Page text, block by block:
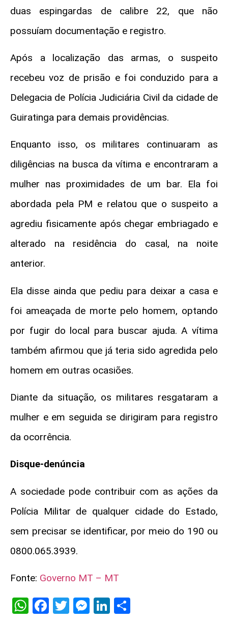
duas espingardas de calibre 22, que não
possuíam documentação e registro.
Após a localização das armas, o suspeito
recebeu voz de prisão e foi conduzido para a
Delegacia de Polícia Judiciária Civil da cidade de
Guiratinga para demais providências.
Enquanto isso, os militares continuaram as
diligências na busca da vítima e encontraram a
mulher nas proximidades de um bar. Ela foi
abordada pela PM e relatou que o suspeito a
agrediu fisicamente após chegar embriagado e
alterado na residência do casal, na noite
anterior.
Ela disse ainda que pediu para deixar a casa e
foi ameaçada de morte pelo homem, optando
por fugir do local para buscar ajuda. A vítima
também afirmou que já teria sido agredida pelo
homem em outras ocasiões.
Diante da situação, os militares resgataram a
mulher e em seguida se dirigiram para registro
da ocorrência.
Disque-denúncia
A sociedade pode contribuir com as ações da
Polícia Militar de qualquer cidade do Estado,
sem precisar se identificar, por meio do 190 ou
0800.065.3939.
Fonte: Governo MT – MT
WhatsApp
Facebook
Twitter
Messenger
LinkedIn